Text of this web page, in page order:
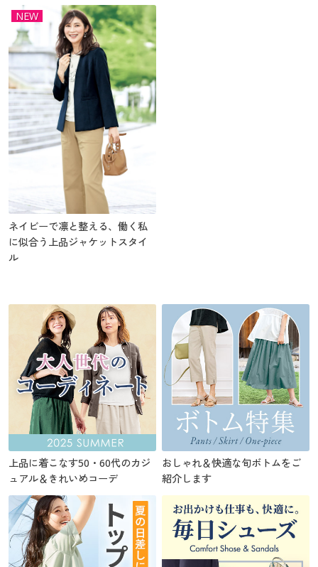
NEW
ネイビーで凛と整える、働く私
に似合う上品ジャケットスタイ
ル
上品に着こなす50・60代のカジ
ュアル＆きれいめコーデ
おしゃれ＆快適な旬ボトムをご
紹介します